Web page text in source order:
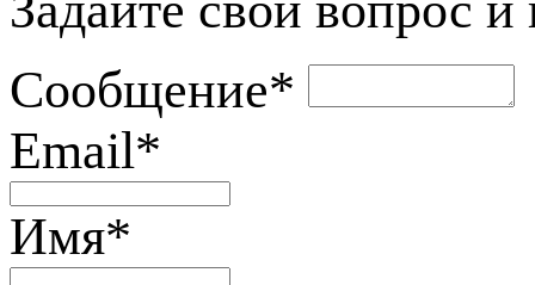
Сообщение*
Email*
Имя*